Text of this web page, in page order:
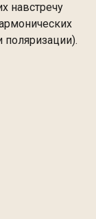
навстречу